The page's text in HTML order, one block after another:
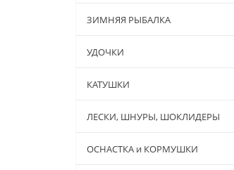
ЗИМНЯЯ РЫБАЛКА
УДОЧКИ
КАТУШКИ
ЛЕСКИ, ШНУРЫ, ШОКЛИДЕРЫ
ОСНАСТКА и КОРМУШКИ